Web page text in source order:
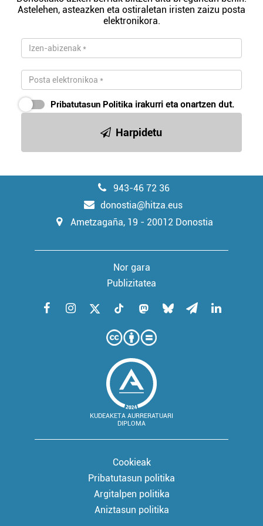
Astelehen, asteazken eta ostiraletan iristen zaizu posta
elektronikora.
Pribatutasun Politika irakurri eta onartzen dut.
Harpidetu
943-46 72 36
donostia@hitza.eus
Ametzagaña, 19 - 20012 Donostia
Nor gara
Publizitatea
KUDEAKETA AURRERATUARI
DIPLOMA
Cookieak
Pribatutasun politika
Argitalpen politika
Aniztasun politika